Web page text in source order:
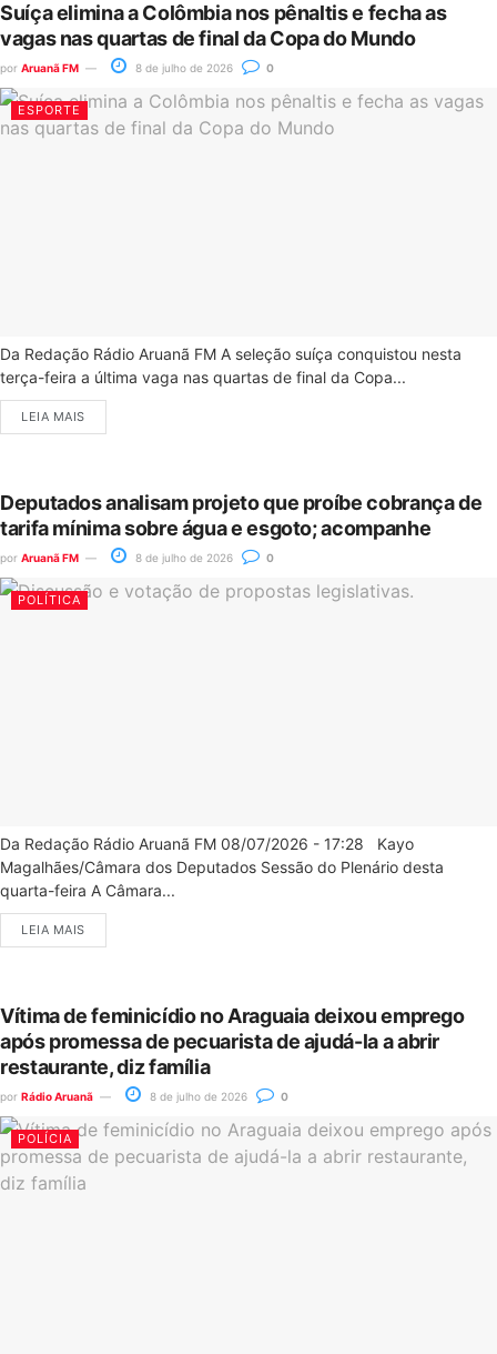
Suíça elimina a Colômbia nos pênaltis e fecha as
vagas nas quartas de final da Copa do Mundo
por Aruanã FM 8 de julho de 2026 0
ESPORTE
Da Redação Rádio Aruanã FM A seleção suíça conquistou nesta
terça-feira a última vaga nas quartas de final da Copa...
LEIA MAIS
Deputados analisam projeto que proíbe cobrança de
tarifa mínima sobre água e esgoto; acompanhe
por Aruanã FM 8 de julho de 2026 0
POLÍTICA
Da Redação Rádio Aruanã FM 08/07/2026 - 17:28 Kayo
Magalhães/Câmara dos Deputados Sessão do Plenário desta
quarta-feira A Câmara...
LEIA MAIS
Vítima de feminicídio no Araguaia deixou emprego
após promessa de pecuarista de ajudá-la a abrir
restaurante, diz família
por Rádio Aruanã 8 de julho de 2026 0
POLÍCIA